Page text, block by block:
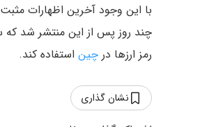
با این وجود آخرین اظهارات
رمز ارزها در چین استفاده کند.
نشان گذاری